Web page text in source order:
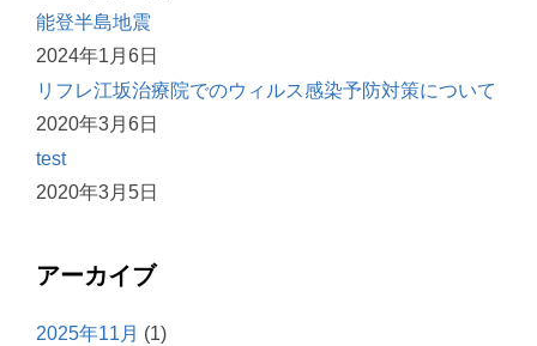
能登半島地震
2024年1月6日
リフレ江坂治療院でのウィルス感染予防対策について
2020年3月6日
test
2020年3月5日
アーカイブ
2025年11月 (1)